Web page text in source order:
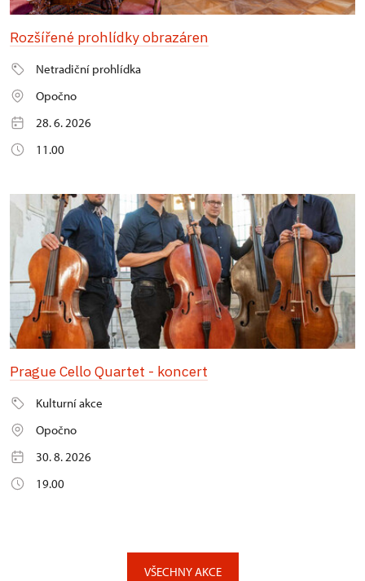
Rozšířené prohlídky obrazáren
Netradiční prohlídka
Opočno
28. 6. 2026
11.00
Prague Cello Quartet - koncert
Kulturní akce
Opočno
30. 8. 2026
19.00
VŠECHNY AKCE